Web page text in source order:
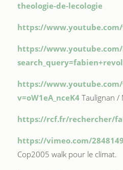
theologie-de-lecologie
https://www.youtube.com/
https://
https://
v=oW1eA_nceK4Taulignan /
https://rcf.fr/rechercher/
https://vimeo.com/
Cop2005 walk pour le climat.